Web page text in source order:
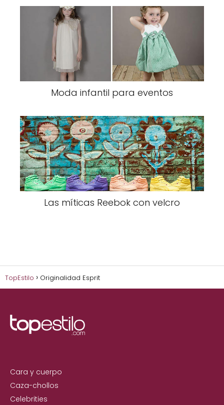
Moda infantil para eventos
Las míticas Reebok con velcro
TopEstilo Originalidad Esprit
Cara y cuerpo
Caza-chollos
Celebrities